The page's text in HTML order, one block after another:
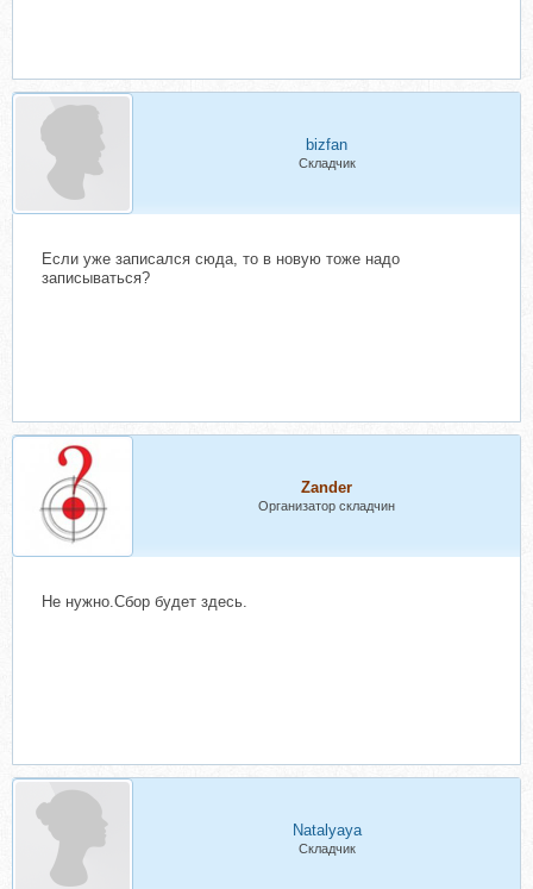
bizfan
Складчик
Если уже записался сюда, то в новую тоже надо
записываться?
Zander
Организатор складчин
Не нужно.Сбор будет здесь.
Natalyaya
Складчик